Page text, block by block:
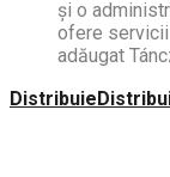
și o
ofere servicii
adăugat
Distribuie